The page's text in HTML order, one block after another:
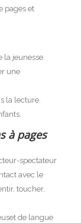
pages et
la jeunesse.
une
la lecture.
à pages
spectateur
avec le
toucher,
de langue